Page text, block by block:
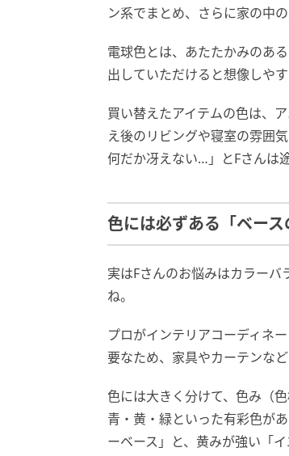
ン系でまとめ、さらに家の中
電球色とは、あたたかみのあ
出していただけると想像しやす
買い替えたアイテムの色は、
え後のリビングや寝室の雰囲
何だか冴えない…」とFさんは
色には必ずある「ベース
実はFさんのお悩みはカラー
ね。
プロがインテリアコーディネ
要なため、家具やカーテンな
色には大きく分けて、色み（
青・黄・緑といった有彩色が
ーベース」と、黄みが強い「